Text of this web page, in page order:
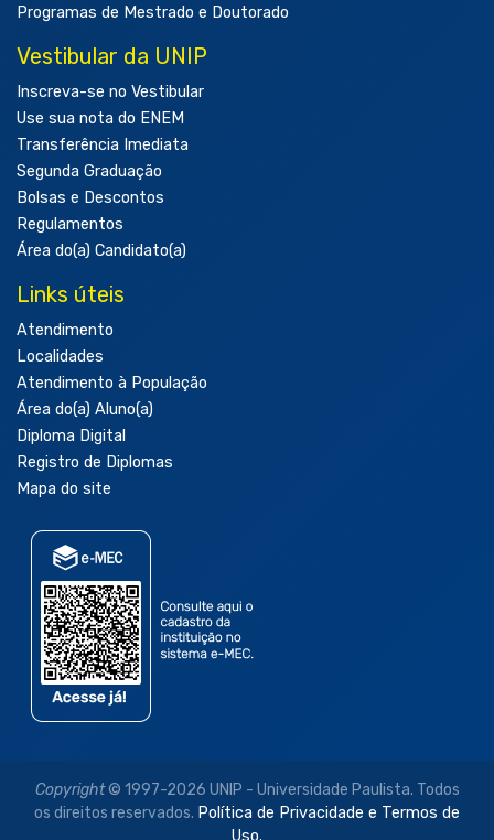
Programas de Mestrado e Doutorado
Vestibular da UNIP
Inscreva-se no Vestibular
Use sua nota do ENEM
Transferência Imediata
Segunda Graduação
Bolsas e Descontos
Regulamentos
Área do(a) Candidato(a)
Links úteis
Atendimento
Localidades
Atendimento à População
Área do(a) Aluno(a)
Diploma Digital
Registro de Diplomas
Mapa do site
Copyright© 1997-2026 UNIP - Universidade Paulista. Todos
os direitos reservados. Política de Privacidade e Termos de